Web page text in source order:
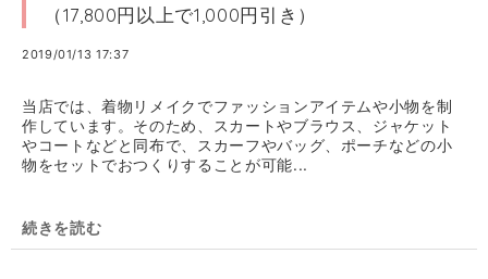
（17,800円以上で1,000円引き）
2019/01/13 17:37
当店では、着物リメイクでファッションアイテムや小物を制
作しています。そのため、スカートやブラウス、ジャケット
やコートなどと同布で、スカーフやバッグ、ポーチなどの小
物をセットでおつくりすることが可能...
続きを読む